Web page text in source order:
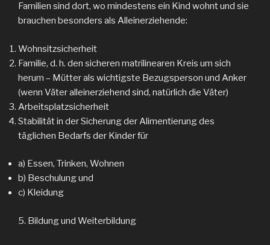
Familien sind dort, wo mindestens ein Kind wohnt und sie
brauchen besonders als Alleinerziehende:
Wohnsitzsicherheit
Familie, d. h. den sicheren matrilinearen Kreis um sich
herum – Mütter als wichtigste Bezugsperson und Anker
(wenn Väter alleinerziehend sind, natürlich die Väter)
Arbeitsplatzsicherheit
Stabilität in der Sicherung der Alimentierung des
täglichen Bedarfs der Kinder für
a) Essen, Trinken, Wohnen
b) Beschulung und
c) Kleidung
5. Bildung und Weiterbildung